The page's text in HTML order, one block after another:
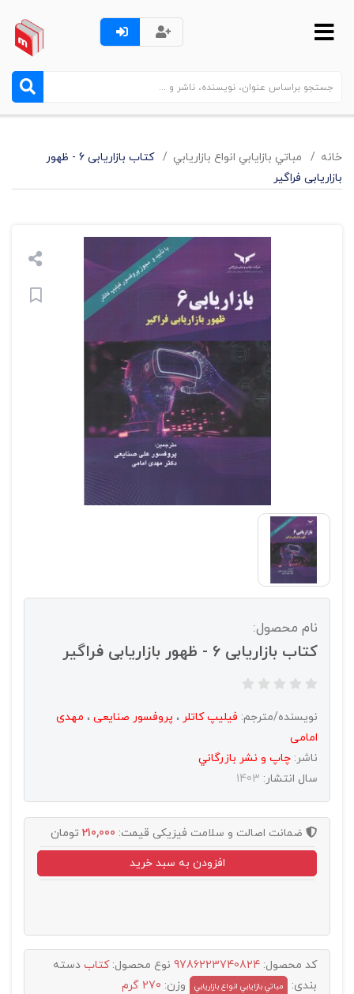
خانه مباتي بازايابي انواع بازاريابي
کتاب بازاریابی 6 - ظهور
بازاریابی فراگیر
نام محصول:
کتاب بازاریابی 6 - ظهور بازاریابی فراگیر
نویسنده/مترجم: فیلیپ کاتلر ، پروفسور صنایعی ، مهدی
امامی
ناشر: چاپ و نشر بازرگاني
سال انتشار: 1403
ضمانت اصالت و سلامت فیزیکی قیمت: 210,000 تومان
افزودن به سبد خرید
کد محصول: 9786223740824 نوع محصول:کتاب دسته
بندی:
مباتي بازايابي انواع بازاريابي وزن: 270 گرم